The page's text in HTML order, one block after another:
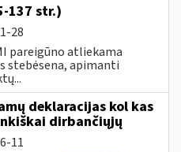
137 str.)
28
pareigūno atliekama
stebėsena, apimanti
deklaracijas kol kas
dirbančiųjų
11